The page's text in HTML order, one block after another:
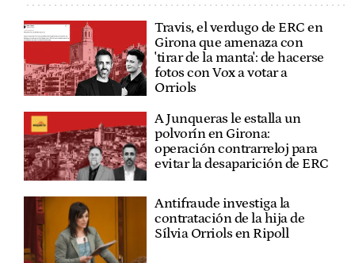
Travis, el verdugo de ERC en
Girona que amenaza con
'tirar de la manta': de hacerse
fotos con Vox a votar a
Orriols
A Junqueras le estalla un
polvorín en Girona:
operación contrarreloj para
evitar la desaparición de ERC
Antifraude investiga la
contratación de la hija de
Sílvia Orriols en Ripoll